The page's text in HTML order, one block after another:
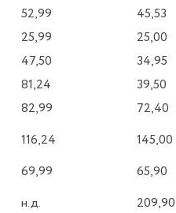
52,99 45,53
25,99 25,00
47,50 34,95
81,24 39,50
82,99 72,40
116,24 145,00
69,99 65,90
н.д. 209,90